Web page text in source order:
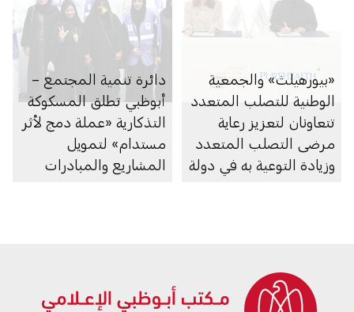
«بيورهيلث» والجمعية
الوطنية للتصلب المتعدد
تتعاونان لتعزيز رعاية
مرضى التصلب المتعدد
وزيادة التوعية به في دولة
دائرة تنمية المجتمع –
أبوظبي تطلق المسكوكة
التذكارية «عملة دمج لأثر
مستدام» لتمويل
المشاريع والمبادرات